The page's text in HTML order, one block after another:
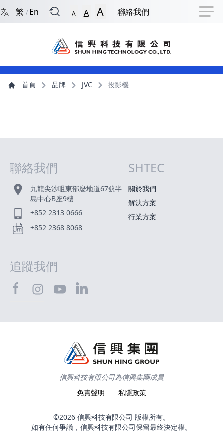
跳到捷徑選項 跳到主導航選單 跳到頁尾
繁 / En A A A 聯絡我們
主導航選單
主內容 首頁 品牌 JVC 投影機
聯絡我們
九龍尖沙咀東部麼地道67號半
島中心B座9樓
+852 2313 0666
+852 2368 8068
網站指南
SHTEC
關於我們
解決方案
行業方案
追蹤我們
信興科技有限公司為信興集團成員
免責聲明
私隱政策
©2026 信興科技有限公司 版權所有。
如有任何爭議，信興科技有限公司保留最終決定權。